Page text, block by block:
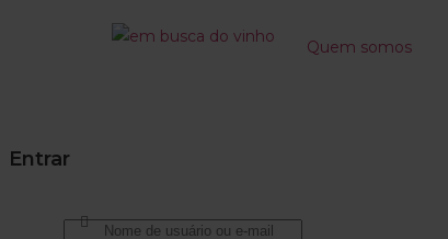
Quem somos
Entrar